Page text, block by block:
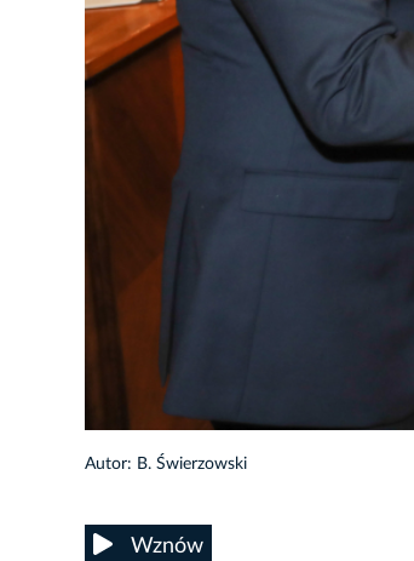
Autor: B. Świerzowski
Wznów